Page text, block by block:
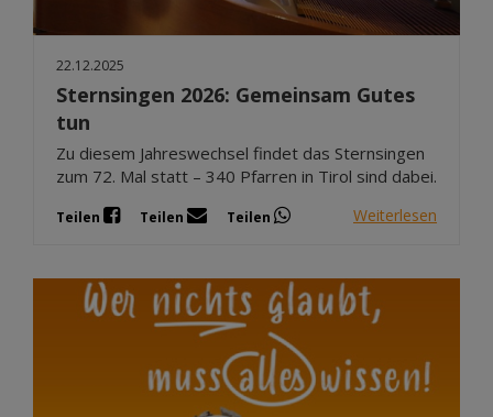
22.12.2025
Sternsingen 2026: Gemeinsam Gutes
tun
Zu diesem Jahreswechsel findet das Sternsingen
zum 72. Mal statt – 340 Pfarren in Tirol sind dabei.
Teilen Teilen Teilen Weiterlesen